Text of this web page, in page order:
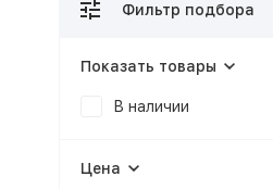
Фильтр подбора
Показать товары
В наличии
Цена